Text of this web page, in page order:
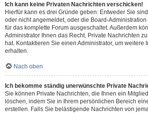
Ich kann keine Privaten Nachrichten verschicken!
Hierfür kann es drei Gründe geben: Entweder Sie
oder nicht angemeldet, oder die Board-
für das komplette Forum ausgeschaltet. Außerdem
Administrator Ihnen das Recht, Private Nachrichten
hat. Kontaktieren Sie einen Administrator, um weitere
erhalten.
Nach oben
Ich bekomme ständig unerwünschte Private
Sie können Private Nachrichten, die Ihnen ein
löschen, indem Sie in Ihrem persönlichen Bereich
erstellen. Falls Sie belästigende Nachrichten von